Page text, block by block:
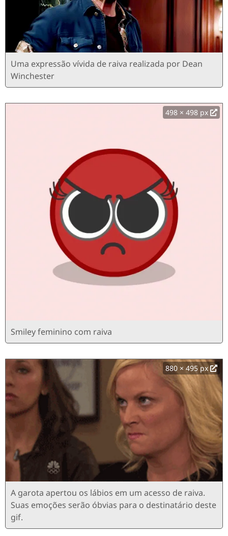
Uma expressão vívida de raiva realizada por Dean
Winchester
498 × 498 px
Smiley feminino com raiva
880 × 495 px
A garota apertou os lábios em um acesso de raiva.
Suas emoções serão óbvias para o destinatário deste
gif.